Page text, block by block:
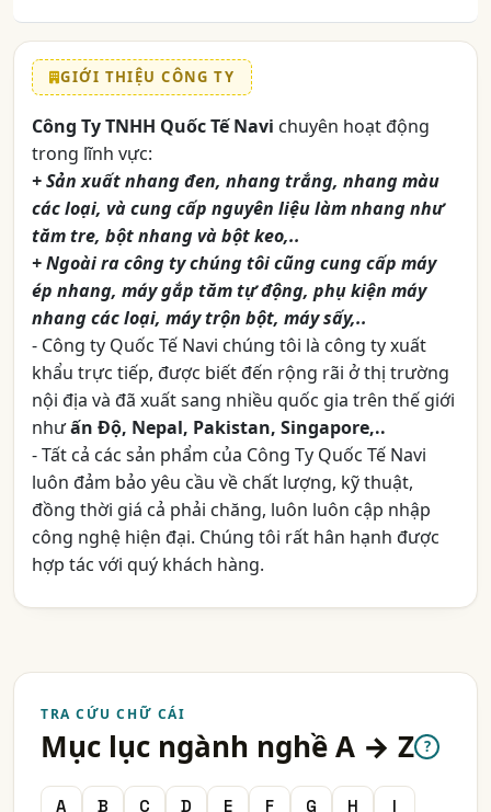
GIỚI THIỆU CÔNG TY
Công Ty TNHH Quốc Tế Navi chuyên hoạt động
trong lĩnh vực:
+ Sản xuất nhang đen, nhang trắng, nhang màu
các loại, và cung cấp nguyên liệu làm nhang như
tăm tre, bột nhang và bột keo,..
+ Ngoài ra công ty chúng tôi cũng cung cấp máy
ép nhang, máy gắp tăm tự động, phụ kiện máy
nhang các loại, máy trộn bột, máy sấy,..
- Công ty Quốc Tế Navi chúng tôi là công ty xuất
khẩu trực tiếp, được biết đến rộng rãi ở thị trường
nội địa và đã xuất sang nhiều quốc gia trên thế giới
nhưấn Độ, Nepal, Pakistan, Singapore,..
- Tất cả các sản phẩm của Công Ty Quốc Tế Navi
luôn đảm bảo yêu cầu về chất lượng, kỹ thuật,
đồng thời giá cả phải chăng, luôn luôn cập nhập
công nghệ hiện đại. Chúng tôi rất hân hạnh được
hợp tác với quý khách hàng.
TRA CỨU CHỮ CÁI
Mục lục ngành nghề A → Z ?
A B C D E F G H
I